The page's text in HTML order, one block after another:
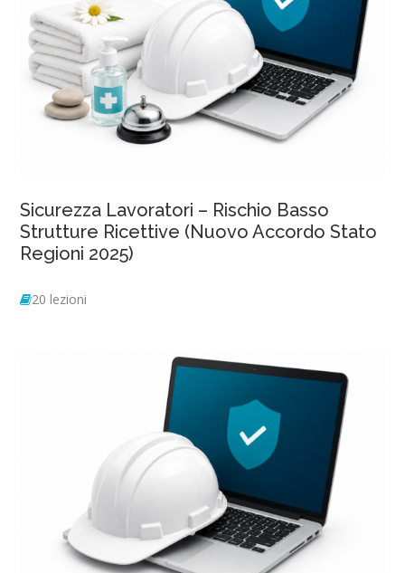
Sicurezza Lavoratori – Rischio Basso
Strutture Ricettive (Nuovo Accordo Stato
Regioni 2025)
20 lezioni